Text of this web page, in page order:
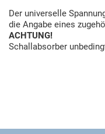
Der universelle
die Angabe eines
ACHTUNG!
Schallabsorber